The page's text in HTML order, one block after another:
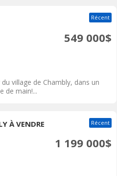
Récent
549 000$
village de Chambly, dans un
de main!...
À VENDRE Récent
1 199 000$